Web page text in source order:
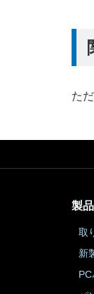
た
製
取
新